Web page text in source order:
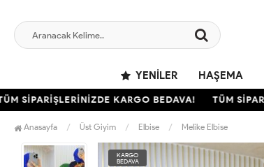
YENILER HAŞEMA
SİPARİŞLERİNİZDE KARGO BEDAVA! TÜM
Anasayfa Üst Giyim Elbise Melike Elbise
KARGO
BEDAVA